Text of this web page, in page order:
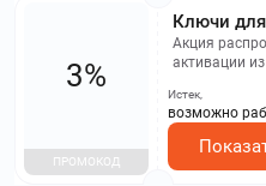
Ключи для
Акция
активации
3%
ПРОМОКОД
Истек,
возможно